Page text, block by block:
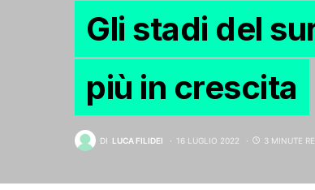
Gli stadi del
più in crescita
DI LUCA FILIDEI 16 LUGLIO 2022 3 MINUTE